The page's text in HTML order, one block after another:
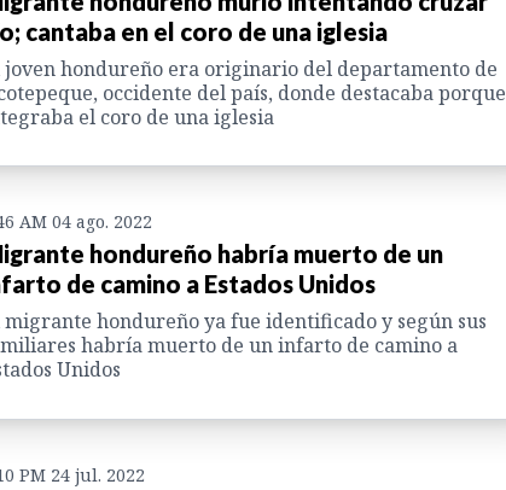
cantaba en el coro de una iglesia
joven hondureño era originario del departamento de
occidente del país, donde destacaba porque
el coro de una iglesia
AM 04 ago. 2022
hondureño habría muerto de un
de camino a Estados Unidos
migrante hondureño ya fue identificado y según sus
habría muerto de un infarto de camino a
Unidos
PM 24 jul. 2022